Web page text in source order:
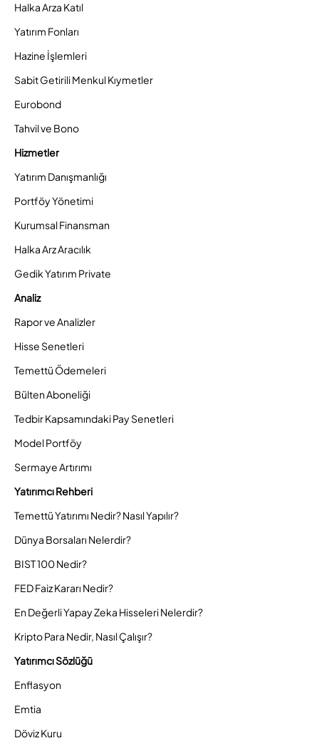
Halka Arza Katıl
Yatırım Fonları
Hazine İşlemleri
Sabit Getirili Menkul Kıymetler
Eurobond
Tahvil ve Bono
Hizmetler
Yatırım Danışmanlığı
Portföy Yönetimi
Kurumsal Finansman
Halka Arz Aracılık
Gedik Yatırım Private
Analiz
Rapor ve Analizler
Hisse Senetleri
Temettü Ödemeleri
Bülten Aboneliği
Tedbir Kapsamındaki Pay Senetleri
Model Portföy
Sermaye Artırımı
Yatırımcı Rehberi
Temettü Yatırımı Nedir? Nasıl Yapılır?
Dünya Borsaları Nelerdir?
BIST 100 Nedir?
FED Faiz Kararı Nedir?
En Değerli Yapay Zeka Hisseleri Nelerdir?
Kripto Para Nedir, Nasıl Çalışır?
Yatırımcı Sözlüğü
Enflasyon
Emtia
Döviz Kuru